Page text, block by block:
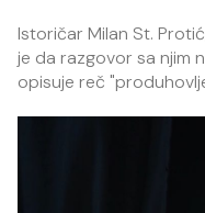
Istoričar Milan St.
je da razgovor sa njim
opisuje reč